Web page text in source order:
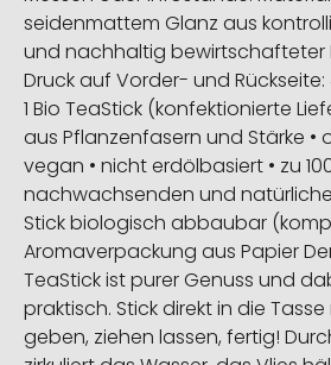
seidenmattem Glanz aus
und nachhaltig bewirtschafteter
Druck auf Vorder- und Rückseite:
1 Bio TeaStick (konfektionierte
aus Pflanzenfasern und Stärke •
vegan • nicht erdölbasiert • zu
nachwachsenden und
Stick biologisch abbaubar
Aromaverpackung aus Papier
TeaStick ist purer Genuss und
praktisch. Stick direkt in die
geben, ziehen lassen, fertig!